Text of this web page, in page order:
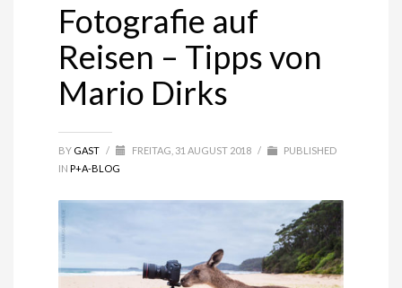
Fotografie auf
Reisen – Tipps von
Mario Dirks
BY GAST / FREITAG, 31 AUGUST 2018 /
PUBLISHED
INP+A-BLOG